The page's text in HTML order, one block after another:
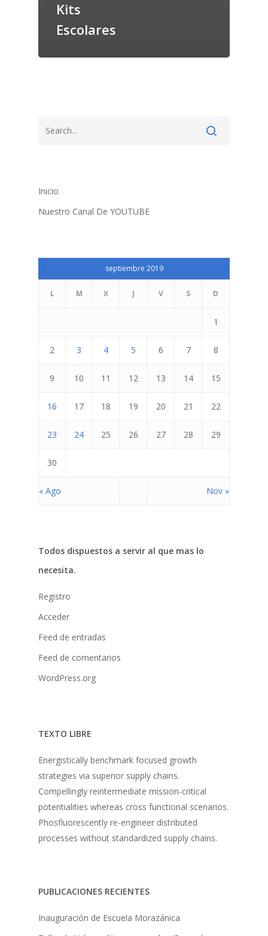
Kits
Escolares
Inicio
Nuestro Canal De YOUTUBE
septiembre 2019
L M X J V S D
« Ago Nov »
1
2 3 4 5 6 7 8
9 10 11 12 13 14 15
16 17 18 19 20 21 22
23 24 25 26 27 28 29
30
Todos dispuestos a servir al que mas lo
necesita.
Registro
Acceder
Feed de entradas
Feed de comentarios
WordPress.org
TEXTO LIBRE
Energistically benchmark focused growth
strategies via superior supply chains.
Compellingly reintermediate mission-critical
potentialities whereas cross functional scenarios.
Phosfluorescently re-engineer distributed
processes without standardized supply chains.
PUBLICACIONES RECIENTES
Inauguración de Escuela Morazánica
Inicio
Quienes Somos
Programas
Donaciones